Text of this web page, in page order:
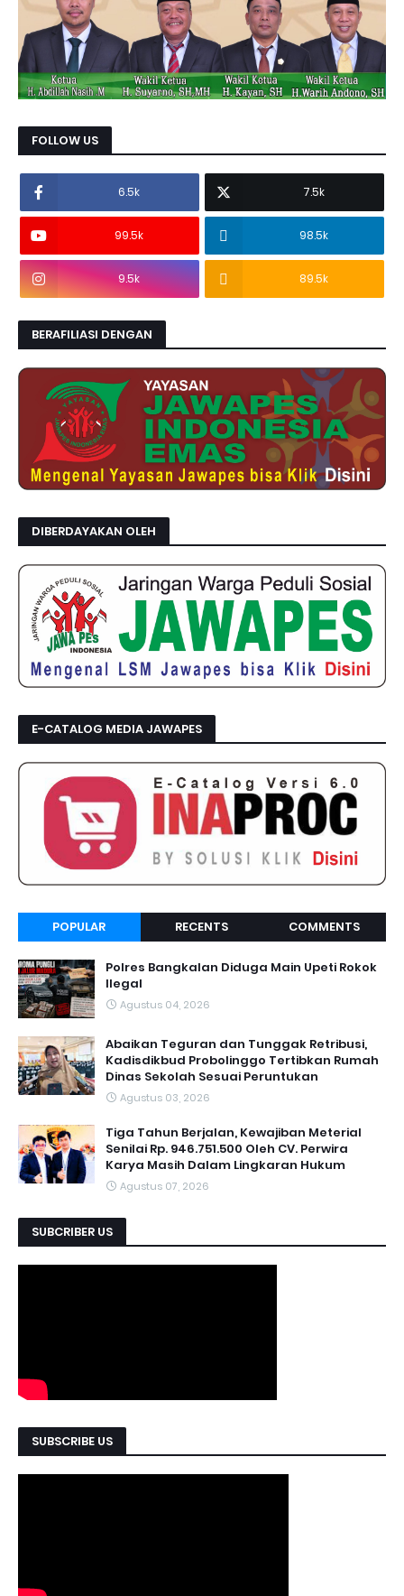
FOLLOW US
6.5k 7.5k
99.5k 98.5k
9.5k 89.5k
BERAFILIASI DENGAN
DIBERDAYAKAN OLEH
E-CATALOG MEDIA JAWAPES
POPULAR RECENTS COMMENTS
Polres Bangkalan Diduga Main Upeti Rokok
Ilegal
Agustus 04, 2026
Abaikan Teguran dan Tunggak Retribusi,
Kadisdikbud Probolinggo Tertibkan Rumah
Dinas Sekolah Sesuai Peruntukan
Agustus 03, 2026
Tiga Tahun Berjalan, Kewajiban Meterial
Senilai Rp. 946.751.500 Oleh CV. Perwira
Karya Masih Dalam Lingkaran Hukum
Agustus 07, 2026
SUBCRIBER US
SUBSCRIBE US